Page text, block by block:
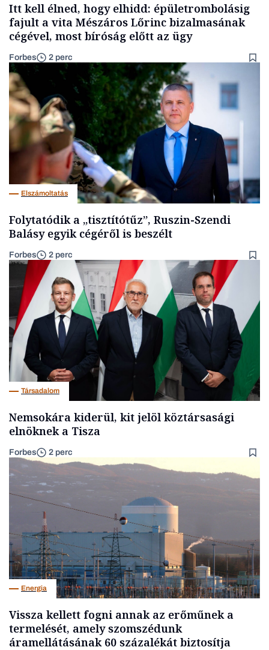
Itt kell élned, hogy elhidd: épületrombolásig
fajult a vita Mészáros Lőrinc bizalmasának
cégével, most bíróság előtt az ügy
Forbes 2 perc
Elszámoltatás
Folytatódik a „tisztítótűz”, Ruszin-Szendi
Balásy egyik cégéről is beszélt
Forbes 2 perc
Társadalom
Nemsokára kiderül, kit jelöl köztársasági
elnöknek a Tisza
Forbes 2 perc
Energia
Vissza kellett fogni annak az erőműnek a
termelését, amely szomszédunk
áramellátásának 60 százalékát biztosítja